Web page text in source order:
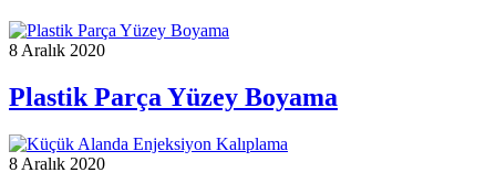
8 Aralık 2020
Plastik Parça Yüzey Boyama
8 Aralık 2020